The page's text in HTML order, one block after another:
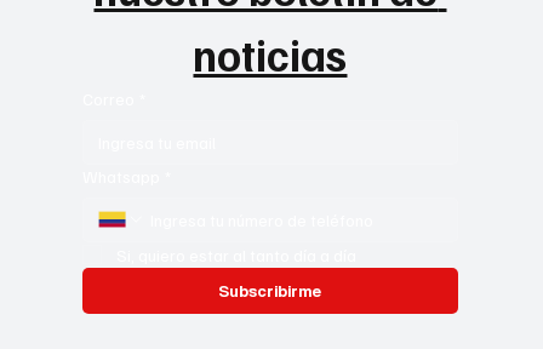
nuestro boletín de
Whatsapp
Si, quiero estar al tanto día a día